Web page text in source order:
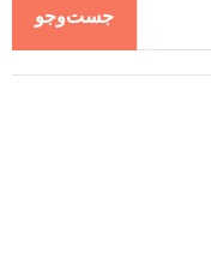
جست‌وجو